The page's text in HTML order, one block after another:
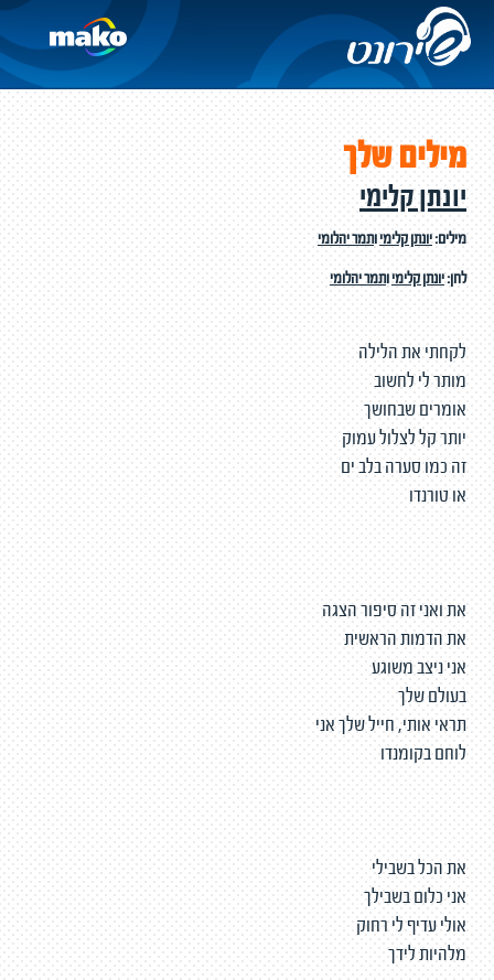
מילים שלך
יונתן קלימי
מילים:יונתן קלימיותמר יהלומי
לחן:יונתן קלימיותמר יהלומי
לקחתי את הלילה
מותר לי לחשוב
אומרים שבחושך
יותר קל לצלול עמוק
זה כמו סערה בלב ים
או טורנדו
את ואני זה סיפור הצגה
את הדמות הראשית
אני ניצב משוגע
בעולם שלך
תראי אותי, חייל שלך אני
לוחם בקומנדו
את הכל בשבילי
אני כלום בשבילך
אולי עדיף לי רחוק
מלהיות לידך